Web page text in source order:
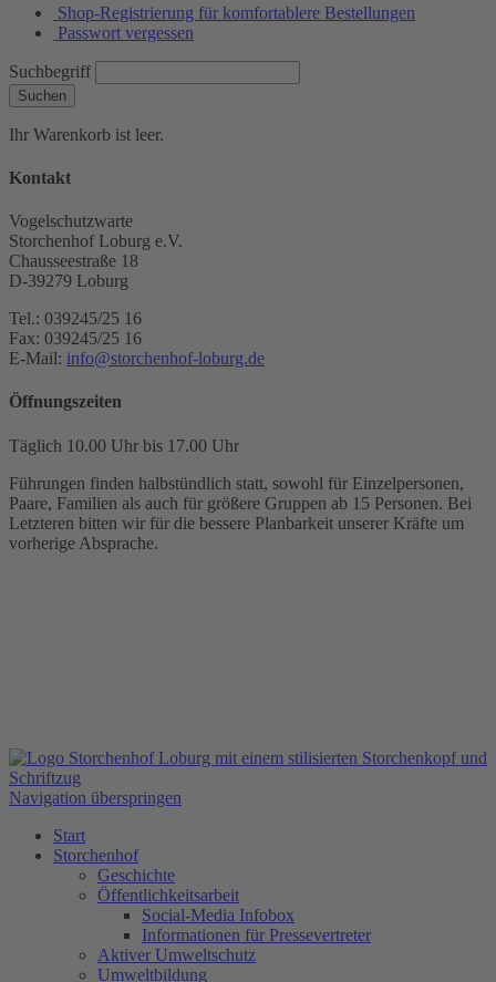
Shop-Registrierung für komfortablere Bestellungen
Passwort vergessen
Suchbegriff
Suchen
Ihr Warenkorb ist leer.
Kontakt
Vogelschutzwarte
Storchenhof Loburg e.V.
Chausseestraße 18
D-39279 Loburg
Tel.: 039245/25 16
Fax: 039245/25 16
E-Mail: info@storchenhof-loburg.de
Öffnungszeiten
Täglich 10.00 Uhr bis 17.00 Uhr
Führungen finden halbstündlich statt, sowohl für Einzelpersonen,
Paare, Familien als auch für größere Gruppen ab 15 Personen. Bei
Letzteren bitten wir für die bessere Planbarkeit unserer Kräfte um
vorherige Absprache.
Navigation überspringen
Start
Storchenhof
Geschichte
Öffentlichkeitsarbeit
Social-Media Infobox
Informationen für Pressevertreter
Aktiver Umweltschutz
Umweltbildung